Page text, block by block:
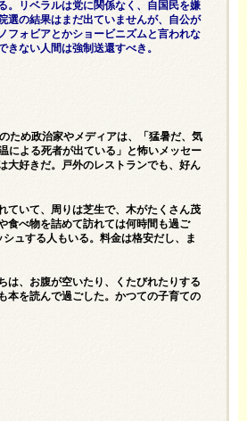
。リベラルは党に関係なく、自国民を嫌
選の結果はまだ出ていませんが、自公が
フォビアとかショービニズムと言われな
ない人間は強制送還すべき。
ため政治家やメディアは、「猛暑だ、気
による死者が出ている」と怖いメッセー
大好きだ。戸外のレストランでも、好ん
ていて、周りは芝生で、木がたくさん茂
食べ物を詰めて訪れては何時間も過ご
ュする人もいる。料金は格安だし、ま
は、お腹が空いたり、くたびれたりする
本を読んで過ごした。かつての子育ての